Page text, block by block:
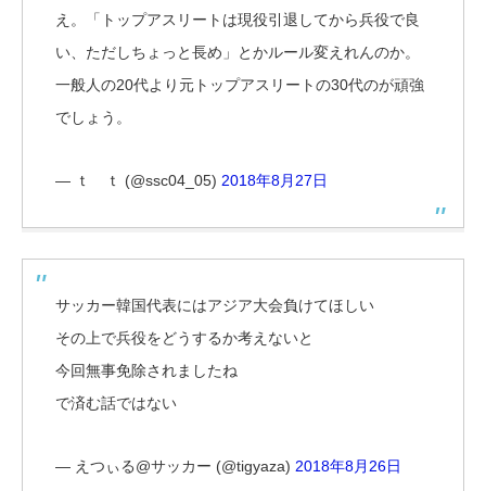
え。「トップアスリートは現役引退してから兵役で良
い、ただしちょっと長め」とかルール変えれんのか。
一般人の20代より元トップアスリートの30代のが頑強
でしょう。
— ｔ ｔ (@ssc04_05) 2018年8月27日
サッカー韓国代表にはアジア大会負けてほしい
その上で兵役をどうするか考えないと
今回無事免除されましたね
で済む話ではない
— えつぃる@サッカー (@tigyaza) 2018年8月26日